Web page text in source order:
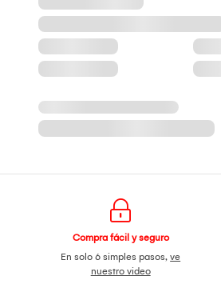
Compra fácil y seguro
En solo 6 simples pasos,ve
nuestro video